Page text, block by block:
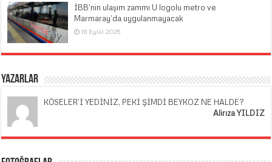
İBB’nin ulaşım zammı U logolu metro ve
Marmaray’da uygulanmayacak
16 Eylül 2025
Yazarlar
KÖSELER’İ YEDİNİZ, PEKİ ŞİMDİ BEYKOZ NE HALDE?
Alirıza YILDIZ